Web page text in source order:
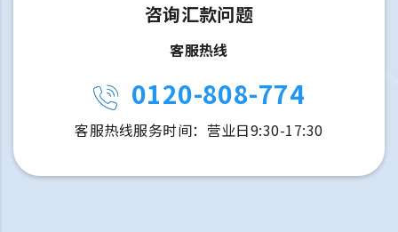
咨询汇款问题
客服热线
0120-808-774
客服热线服务时间：营业日9:30-17:30